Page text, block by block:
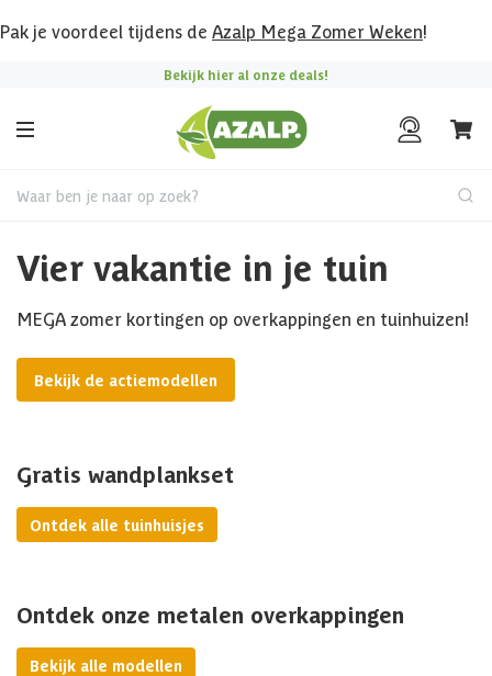
Pak je voordeel tijdens de Azalp Mega Zomer Weken!
Bekijk hier al onze deals!
Waar ben je naar op zoek?
Vier vakantie in je tuin
MEGA zomer kortingen op overkappingen en tuinhuizen!
Bekijk de actiemodellen
Gratis wandplankset
Ontdek alle tuinhuisjes
Ontdek onze metalen overkappingen
Bekijk alle modellen